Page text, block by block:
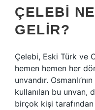
ÇELEBI
GELIR?
Çelebi, Eski Türk ve
hemen hemen her
unvandır.
kullanılan bu unvan,
birçok kişi